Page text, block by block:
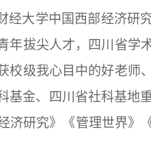
经大学中国西部经济研
年拔尖人才，四川省学
校级我心目中的好老师
基金、四川省社科基地
济研究》《管理世界》